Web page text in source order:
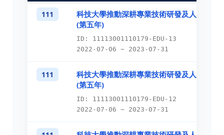
111
科技大學推動深耕專業技術研發及人才培育
(第五年)
ID: 11113001110179-EDU-13
2022-07-06 ~ 2023-07-31
111
科技大學推動深耕專業技術研發及人才培育
(第五年)
ID: 11113001110179-EDU-12
2022-07-06 ~ 2023-07-31